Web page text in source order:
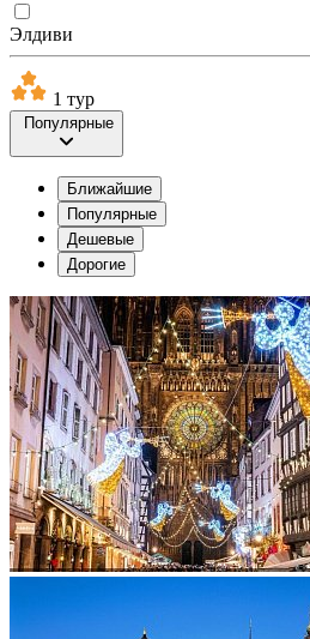
Элдиви
1 тур
Популярные
Ближайшие
Популярные
Дешевые
Дорогие